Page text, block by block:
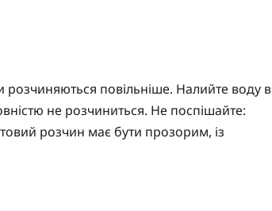
розчиняються повільніше. Налийте воду в
не розчиниться. Не поспішайте:
розчин має бути прозорим, із